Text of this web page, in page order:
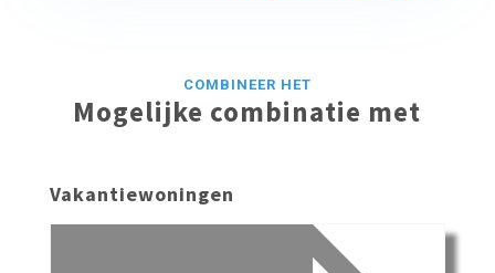
COMBINEER HET
Mogelijke combinatie met
Vakantiewoningen